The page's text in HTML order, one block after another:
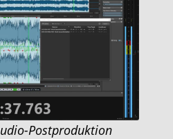
Postproduktion